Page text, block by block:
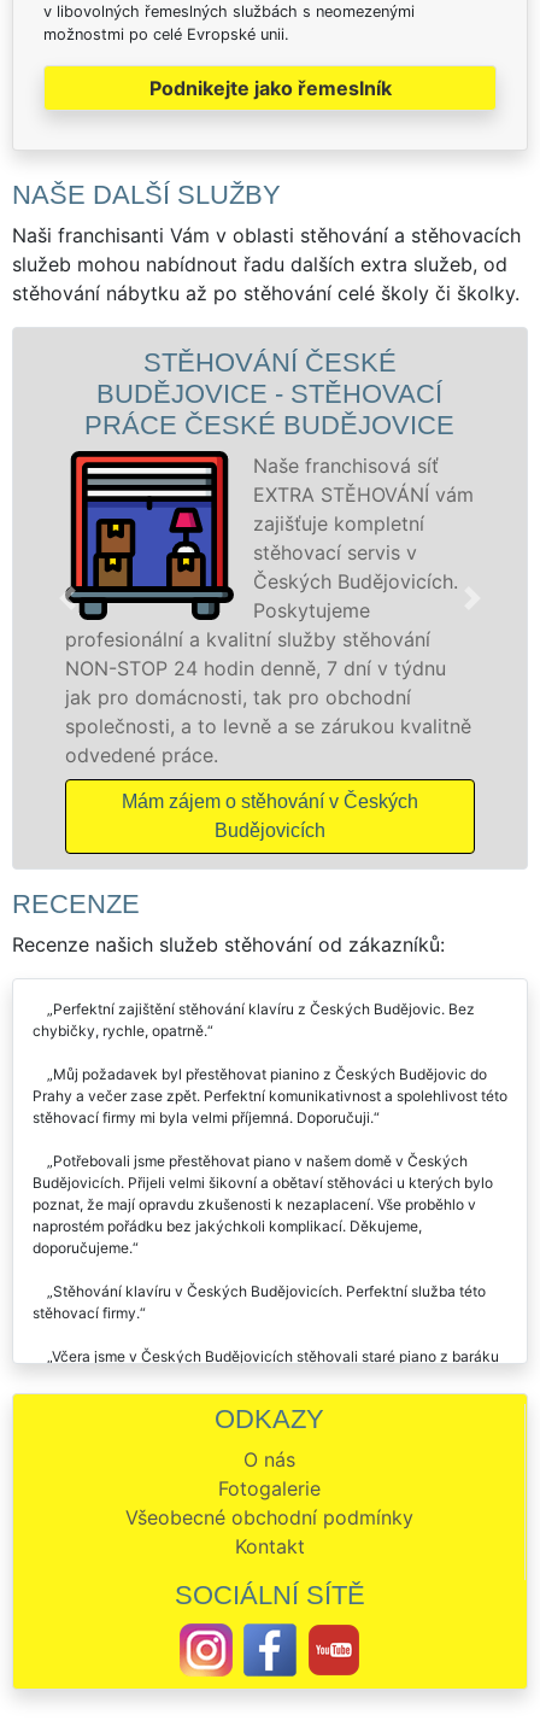
v libovolných řemeslných službách s neomezenými
možnostmi po celé Evropské unii.
Podnikejte jako řemeslník
NAŠE DALŠÍ SLUŽBY
Naši franchisanti Vám v oblasti stěhování a stěhovacích
služeb mohou nabídnout řadu dalších extra služeb, od
stěhování nábytku až po stěhování celé školy či školky.
vám
v týdnu
kvalitně
STĚHOVACÍ SLUŽBA
BUDĚJOVICE -
FIRMA ČESKÉ
stěhovací
špičkové
technikou. Tyto služby zajišťujeme
domácnostem i firmám v celém
České Budějovice se zárukou kvality
franchisové sítě EXTRA STĚHOVÁNÍ.
Nabízíme stěhovací služby NON-
včetně víkendů a svátků bez
Mám zájem o stěhovací služby v
Budějovicích
RECENZE
Recenze našich služeb stěhování od zákazníků:
Perfektní zajištění stěhování klavíru z Českých Budějovic. Bez
Můj požadavek byl přestěhovat pianino z Českých Budějovic do
Prahy a večer zase zpět. Perfektní komunikativnost a spolehlivost této
Potřebovali jsme přestěhovat piano v našem domě v Českých
Budějovicích. Přijeli velmi šikovní a obětaví stěhováci u kterých bylo
poznat, že mají opravdu zkušenosti k nezaplacení. Vše proběhlo v
naprostém pořádku bez jakýchkoli komplikací. Děkujeme,
Stěhování klavíru v Českých Budějovicích. Perfektní služba této
po našem dědovi. Chlapi odvedli špičkovou práci, za kterou by jsem
jim chtěla touto cestou poděkovat. Děkuju a budu všude chválit.
Parádní práce při zajištění stěhování varhan v Českých
Budějovicích. Dochvilní, spolehliví, pracovití. Stěhování můžu vřele
ODKAZY
O nás
Fotogalerie
Všeobecné obchodní podmínky
SOCIÁLNÍ SÍTĚ